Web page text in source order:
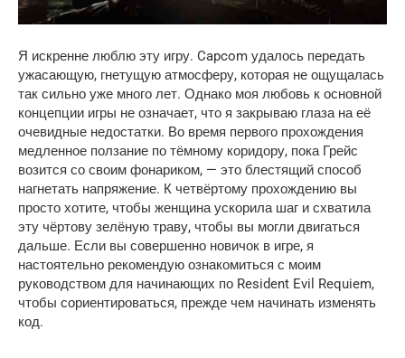
Я искренне люблю эту игру. Capcom удалось передать
ужасающую, гнетущую атмосферу, которая не ощущалась
так сильно уже много лет. Однако моя любовь к основной
концепции игры не означает, что я закрываю глаза на её
очевидные недостатки. Во время первого прохождения
медленное ползание по тёмному коридору, пока Грейс
возится со своим фонариком, — это блестящий способ
нагнетать напряжение. К четвёртому прохождению вы
просто хотите, чтобы женщина ускорила шаг и схватила
эту чёртову зелёную траву, чтобы вы могли двигаться
дальше. Если вы совершенно новичок в игре, я
настоятельно рекомендую ознакомиться с моим
руководством для начинающих по Resident Evil Requiem,
чтобы сориентироваться, прежде чем начинать изменять
код.